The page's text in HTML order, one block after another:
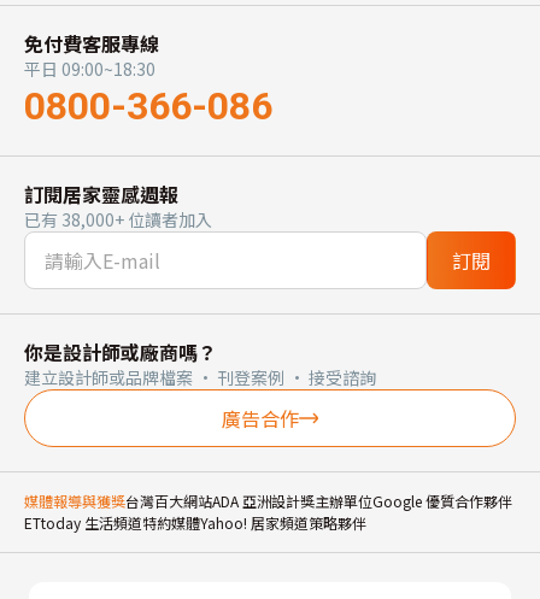
免付費客服專線
平日 09:00~18:30
0800-366-086
訂閱居家靈感週報
已有 38,000+ 位讀者加入
訂閱
你是設計師或廠商嗎？
建立設計師或品牌檔案 · 刊登案例 · 接受諮詢
廣告合作
媒體報導與獲獎台灣百大網站ADA 亞洲設計獎主辦單位Google 優質合作夥伴
ETtoday 生活頻道特約媒體Yahoo! 居家頻道策略夥伴